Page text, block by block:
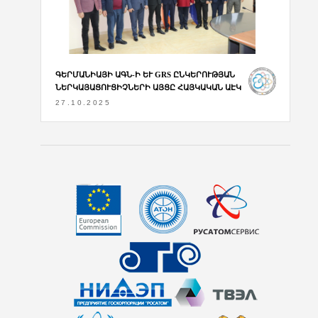
ԳԵՐՄԱՆԻԱՅԻ ԱԳՆ-Ի ԵՒ GRS ԸՆԿԵՐՈՒԹՅԱՆ Ն
ԵՐԿԱՅԱՑՈՒՑԻՉՆԵՐԻ ԱՅՑԸ ՀԱՅԿԱԿԱՆ ԱԷԿ
27.10.2025